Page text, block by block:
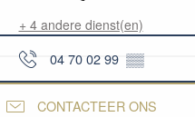
+ 4 andere dienst(en)
04 70 02 99 ▒▒
CONTACTEER ONS